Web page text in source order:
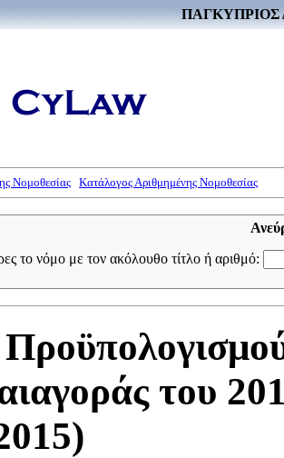
ΠΑΓΚΥΠΡΙΟΣ
Νομοθεσίας Κατάλογος Αριθμημένης Νομοθεσίας
το νόμο με τον ακόλουθο τίτλο ή αριθμό:
του